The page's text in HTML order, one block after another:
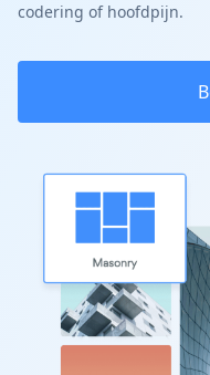
codering of hoofdpijn.